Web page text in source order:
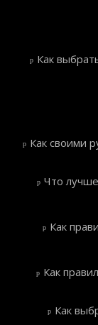
Как
Как своими
Что
Как
Как
Как